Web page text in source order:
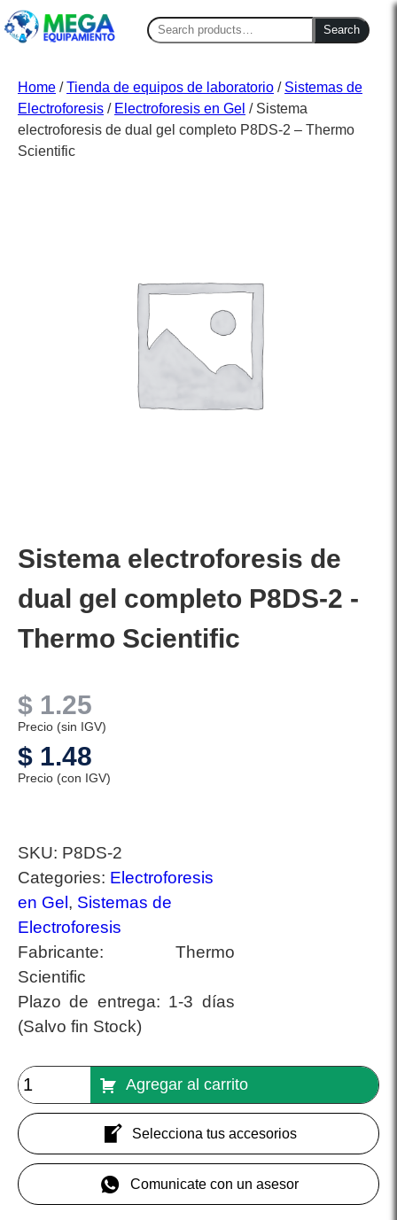
Search
for:
Search
Home /Tienda de equipos de laboratorio / Sistemas de
Electroforesis / Electroforesis en Gel / Sistema
electroforesis de dual gel completo P8DS-2 – Thermo
Scientific
Sistema electroforesis de
dual gel completo P8DS-2 -
Thermo Scientific
$ 1.25
Precio (sin IGV)
$ 1.48
Precio (con IGV)
SKU: P8DS-2
Categories: Electroforesis
en Gel , Sistemas de
Electroforesis
Fabricante: Thermo
Scientific
Plazo de entrega: 1-3 días
(Salvo fin Stock)
Agregar al carrito
Selecciona tus accesorios
Comunicate con un asesor